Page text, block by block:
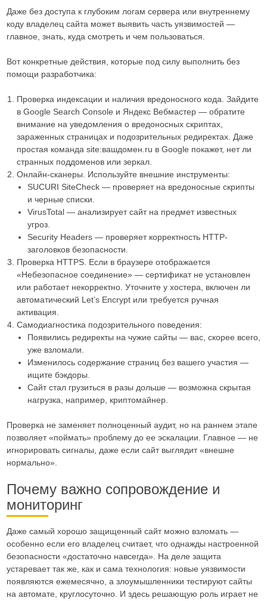
Даже без доступа к глубоким логам сервера или внутреннему
коду владелец сайта может выявить часть уязвимостей —
главное, знать, куда смотреть и чем пользоваться.
Вот конкретные действия, которые под силу выполнить без
помощи разработчика:
Проверка индексации и наличия вредоносного кода. Зайдите
в Google Search Console и Яндекс Вебмастер — обратите
внимание на уведомления о вредоносных скриптах,
зараженных страницах и подозрительных редиректах. Даже
простая команда site:вашдомен.ru в Google покажет, нет ли
странных поддоменов или зеркал.
Онлайн-сканеры. Используйте внешние инструменты:
SUCURI SiteCheck — проверяет на вредоносные скрипты
и черные списки.
VirusTotal — анализирует сайт на предмет известных
угроз.
Security Headers — проверяет корректность HTTP-
заголовков безопасности.
Проверка HTTPS. Если в браузере отображается
«Небезопасное соединение» — сертификат не установлен
или работает некорректно. Уточните у хостера, включен ли
автоматический Let’s Encrypt или требуется ручная
активация.
Самодиагностика подозрительного поведения:
Появились редиректы на чужие сайты — вас, скорее всего,
уже взломали.
Изменилось содержание страниц без вашего участия —
ищите бэкдоры.
Сайт стал грузиться в разы дольше — возможна скрытая
нагрузка, например, криптомайнер.
Проверка не заменяет полноценный аудит, но на раннем этапе
позволяет «поймать» проблему до ее эскалации. Главное — не
игнорировать сигналы, даже если сайт выглядит «внешне
нормально».
Почему важно сопровождение и
мониторинг
Даже самый хорошо защищенный сайт можно взломать —
особенно если его владелец считает, что однажды настроенной
безопасности «достаточно навсегда». На деле защита
устаревает так же, как и сама технология: новые уязвимости
появляются ежемесячно, а злоумышленники тестируют сайты
на автомате, круглосуточно. И здесь решающую роль играет не